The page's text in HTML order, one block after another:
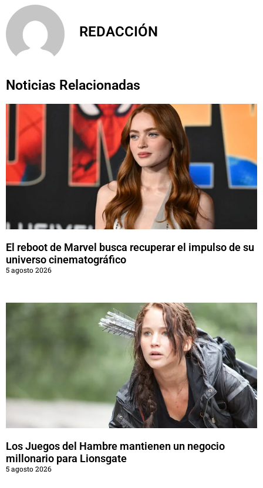
REDACCIÓN
Noticias Relacionadas
El reboot de Marvel busca recuperar el impulso de su
universo cinematográfico
5 agosto 2026
Los Juegos del Hambre mantienen un negocio
millonario para Lionsgate
5 agosto 2026